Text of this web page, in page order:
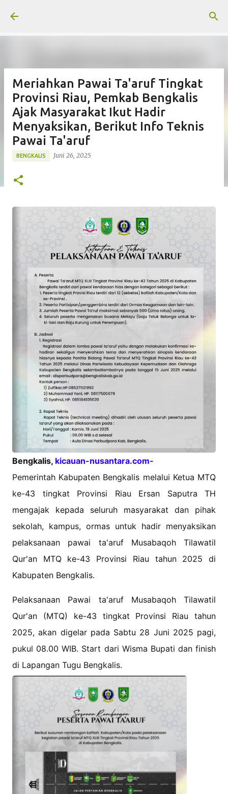
Meriahkan Pawai Ta'aruf Tingkat
Provinsi Riau, Pemkab Bengkalis
Ajak Masyarakat Ikut Hadir
Menyaksikan, Berikut Info Teknis
Pawai Ta'aruf
BENGKALIS Juni 26, 2025
Bengkalis, kicauan-nusantara.com-
Pemerintah Kabupaten Bengkalis melalui Ketua MTQ
ke-43 tingkat Provinsi Riau Ersan Saputra TH
mengajak kepada seluruh masyarakat dan pihak
sekolah, kampus, ormas untuk hadir menyaksikan
pelaksanaan pawai ta'aruf Musabaqoh Tilawatil
Qur'an MTQ ke-43 Provinsi Riau tahun 2025 di
Kabupaten Bengkalis.
Pelaksanaan Pawai ta'aruf Musabaqoh Tilawatil
Qur'an (MTQ) ke-43 tingkat Provinsi Riau tahun
2025, akan digelar pada Sabtu 28 Juni 2025 pagi,
pukul 08.00 WIB. Start dari Wisma Bupati dan finish
di Lapangan Tugu Bengkalis.